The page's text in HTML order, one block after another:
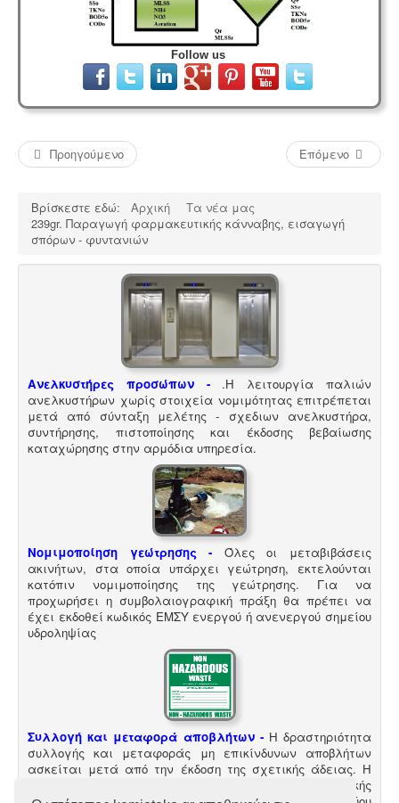
Follow us
Προηγούμενο Επόμενο
Βρίσκεστε εδώ: Αρχική
Τα νέα μας
239gr. Παραγωγή φαρμακευτικής κάνναβης, εισαγωγή
σπόρων - φυντανιών
Ανελκυστήρες προσώπων - .Η λειτουργία παλιών
ανελκυστήρων χωρίς στοιχεία νομιμότητας επιτρέπεται
μετά από σύνταξη μελέτης - σχεδιων ανελκυστήρα,
συντήρησης, πιστοποίησης και έκδοσης βεβαίωσης
καταχώρησης στην αρμόδια υπηρεσία.
Νομιμοποίηση γεώτρησης -
Όλες οι μεταβιβάσεις
ακινήτων, στα οποία υπάρχει γεώτρηση, εκτελούνται
κατόπιν νομιμοποίησης της γεώτρησης. Για να
προχωρήσει η συμβολαιογραφική πράξη θα πρέπει να
έχει εκδοθεί κωδικός ΕΜΣΥ ενεργού ή ανενεργού σημείου
υδροληψίας
Συλλογή και μεταφορά αποβλήτων - Η δραστηριότητα
συλλογής και μεταφοράς μη επικίνδυνων αποβλήτων
ασκείται μετά από την έκδοση της σχετικής άδειας. Η
άδεια εκδίδεται μετά από την έγκριση της σχετικής